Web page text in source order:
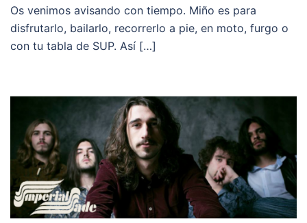
Os venimos avisando con tiempo. Miño es para
disfrutarlo, bailarlo, recorrerlo a pie, en moto, furgo o
con tu tabla de SUP. Así […]